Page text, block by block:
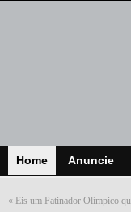
Home Anuncie
« Eis um Patinador Olímpico